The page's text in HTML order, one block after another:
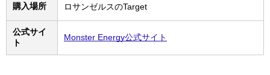
購入場所 ロサンゼルスのTarget
公式サイ
ト
Monster Energy公式サイト